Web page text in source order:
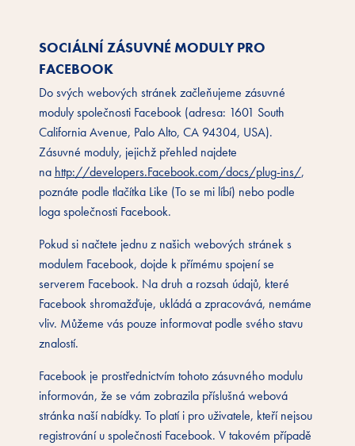
SOCIÁLNÍ ZÁSUVNÉ MODULY PRO
FACEBOOK
Do svých webových stránek začleňujeme zásuvné
moduly společnosti Facebook (adresa: 1601 South
California Avenue, Palo Alto, CA 94304, USA).
Zásuvné moduly, jejichž přehled najdete
na http://developers.Facebook.com/docs/plug-ins/,
poznáte podle tlačítka Like (To se mi líbí) nebo podle
loga společnosti Facebook.
Pokud si načtete jednu z našich webových stránek s
modulem Facebook, dojde k přímému spojení se
serverem Facebook. Na druh a rozsah údajů, které
Facebook shromažďuje, ukládá a zpracovává, nemáme
vliv. Můžeme vás pouze informovat podle svého stavu
znalostí.
Facebook je prostřednictvím tohoto zásuvného modulu
informován, že se vám zobrazila příslušná webová
stránka naší nabídky. To platí i pro uživatele, kteří nejsou
registrování u společnosti Facebook. V takovém případě